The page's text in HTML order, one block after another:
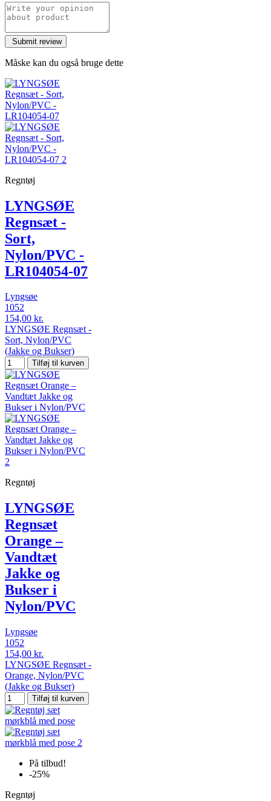
Måske kan du også bruge dette
Regntøj
LYNGSØE
Regnsæt -
Sort,
Nylon/PVC -
LR104054-07
Lyngsøe
1052
154,00 kr.
LYNGSØE Regnsæt -
Sort, Nylon/PVC
(Jakke og Bukser)
Tilføj til kurven
Regntøj
LYNGSØE
Regnsæt
Orange –
Vandtæt
Jakke og
Bukser i
Nylon/PVC
Lyngsøe
1052
154,00 kr.
LYNGSØE Regnsæt -
Orange, Nylon/PVC
(Jakke og Bukser)
Tilføj til kurven
På tilbud!
-25%
Regntøj